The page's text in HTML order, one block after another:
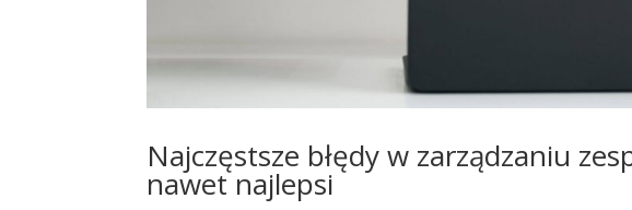
Najczęstsze błędy w zarządzaniu
nawet najlepsi